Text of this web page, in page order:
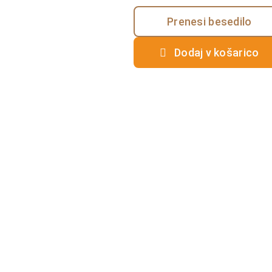
Prenesi besedilo
Dodaj v košarico